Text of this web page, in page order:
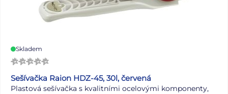
Skladem
Sešívačka Raion HDZ-45, 30l, červená
Plastová sešívačka s kvalitními ocelovými komponenty,